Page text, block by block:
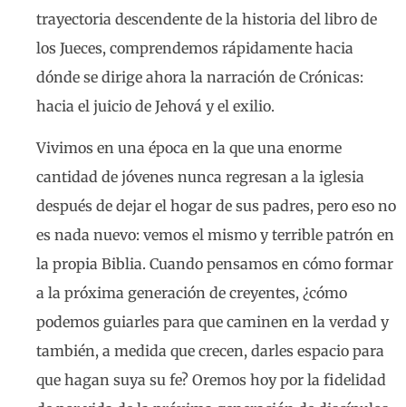
trayectoria descendente de la historia del libro de
los Jueces, comprendemos rápidamente hacia
dónde se dirige ahora la narración de Crónicas:
hacia el juicio de Jehová y el exilio.
Vivimos en una época en la que una enorme
cantidad de jóvenes nunca regresan a la iglesia
después de dejar el hogar de sus padres, pero eso no
es nada nuevo: vemos el mismo y terrible patrón en
la propia Biblia. Cuando pensamos en cómo formar
a la próxima generación de creyentes, ¿cómo
podemos guiarles para que caminen en la verdad y
también, a medida que crecen, darles espacio para
que hagan suya su fe? Oremos hoy por la fidelidad